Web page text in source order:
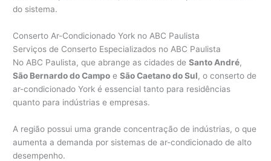
do sistema.
Conserto Ar-Condicionado York no ABC Paulista
Serviços de Conserto Especializados no ABC Paulista
No ABC Paulista, que abrange as cidades deSanto André,
São Bernardo do Campo eSão Caetano do Sul, o conserto de
ar-condicionado York é essencial tanto para residências
quanto para indústrias e empresas.
A região possui uma grande concentração de indústrias, o que
aumenta a demanda por sistemas de ar-condicionado de alto
desempenho.